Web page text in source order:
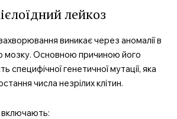
лейкоз
виникає через аномалії в
мозку. Основною причиною його
специфічної генетичної мутації, яка
числа незрілих клітин.